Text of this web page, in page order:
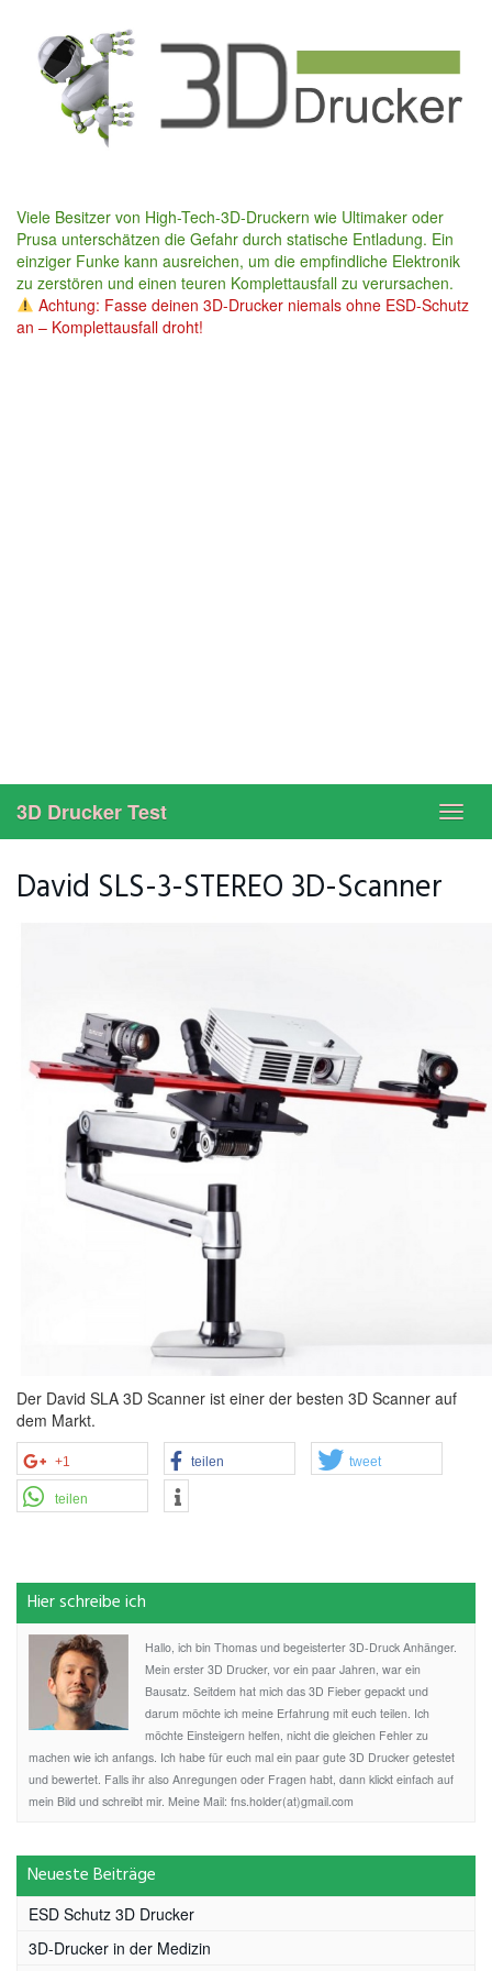
content
Viele Besitzer von High-Tech-3D-Druckern wie Ultimaker oder
Prusa unterschätzen die Gefahr durch statische Entladung. Ein
einziger Funke kann ausreichen, um die empfindliche Elektronik
zu zerstören und einen teuren Komplettausfall zu verursachen.
Achtung: Fasse deinen 3D-Drucker niemals ohne ESD-Schutz
an – Komplettausfall droht!
3D Drucker Test
David SLS-3-STEREO 3D-Scanner
Der David SLA 3D Scanner ist einer der besten 3D Scanner auf
dem Markt.
+1 teilen tweet
teilen
Hier schreibe ich
Hallo, ich bin Thomas und begeisterter 3D-Druck Anhänger.
Mein erster 3D Drucker, vor ein paar Jahren, war ein
Bausatz. Seitdem hat mich das 3D Fieber gepackt und
darum möchte ich meine Erfahrung mit euch teilen. Ich
möchte Einsteigern helfen, nicht die gleichen Fehler zu
machen wie ich anfangs. Ich habe für euch mal ein paar gute 3D Drucker getestet
und bewertet. Falls ihr also Anregungen oder Fragen habt, dann klickt einfach auf
mein Bild und schreibt mir. Meine Mail: fns.holder(at)gmail.com
Neueste Beiträge
ESD Schutz 3D Drucker
3D-Drucker in der Medizin